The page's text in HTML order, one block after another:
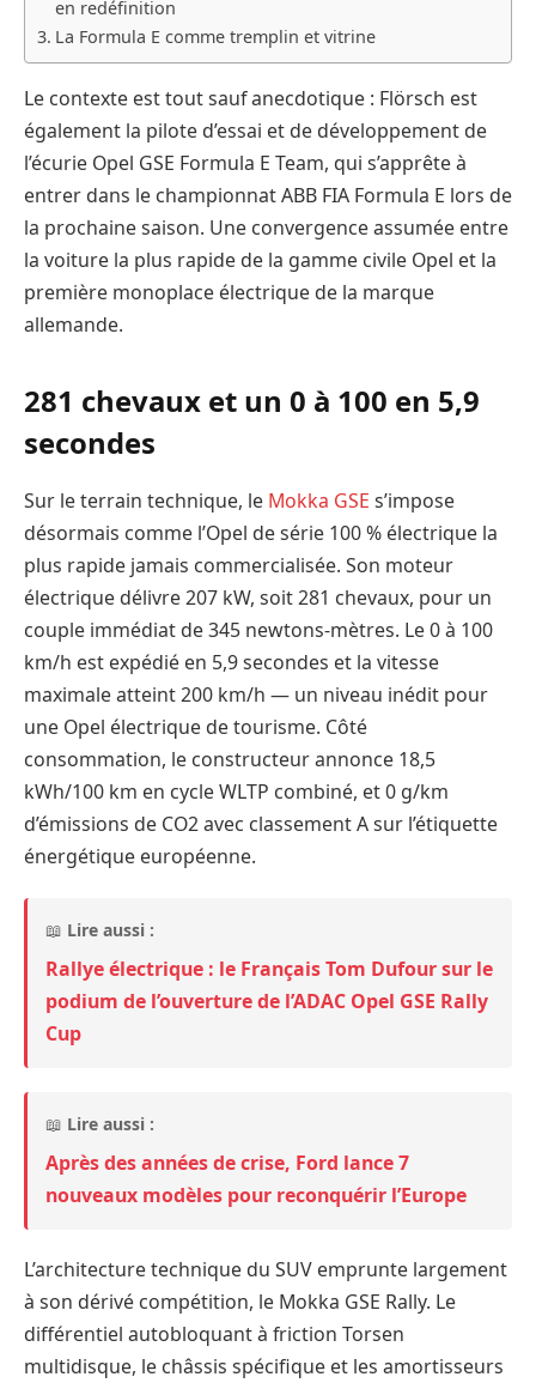
en redéfinition
La Formula E comme tremplin et vitrine
Le contexte est tout sauf anecdotique : Flörsch est
également la pilote d’essai et de développement de
l’écurie Opel GSE Formula E Team, qui s’apprête à
entrer dans le championnat ABB FIA Formula E lors de
la prochaine saison. Une convergence assumée entre
la voiture la plus rapide de la gamme civile Opel et la
première monoplace électrique de la marque
allemande.
281 chevaux et un 0 à 100 en 5,9
secondes
Sur le terrain technique, le Mokka GSE s’impose
désormais comme l’Opel de série 100 % électrique la
plus rapide jamais commercialisée. Son moteur
électrique délivre 207 kW, soit 281 chevaux, pour un
couple immédiat de 345 newtons-mètres. Le 0 à 100
km/h est expédié en 5,9 secondes et la vitesse
maximale atteint 200 km/h — un niveau inédit pour
une Opel électrique de tourisme. Côté
consommation, le constructeur annonce 18,5
kWh/100 km en cycle WLTP combiné, et 0 g/km
d’émissions de CO2 avec classement A sur l’étiquette
énergétique européenne.
📖 Lire aussi :
Rallye électrique : le Français Tom Dufour sur le
podium de l’ouverture de l’ADAC Opel GSE Rally
Cup
📖 Lire aussi :
Après des années de crise, Ford lance 7
nouveaux modèles pour reconquérir l’Europe
L’architecture technique du SUV emprunte largement
à son dérivé compétition, le Mokka GSE Rally. Le
différentiel autobloquant à friction Torsen
multidisque, le châssis spécifique et les amortisseurs